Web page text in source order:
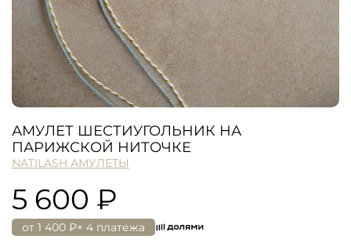
АМУЛЕТ ШЕСТИУГОЛЬНИК НА
ПАРИЖСКОЙ НИТОЧКЕ
NATILASH АМУЛЕТЫ
5 600 ₽
от 1 400 ₽× 4 платежа